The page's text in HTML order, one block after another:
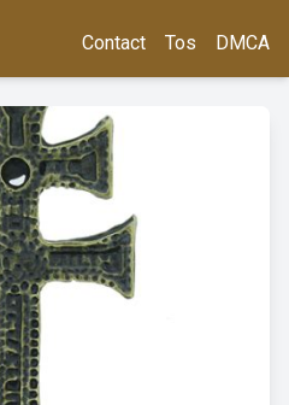
Contact Tos DMCA